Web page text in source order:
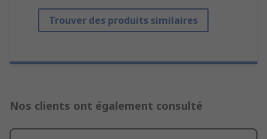
Trouver des produits similaires
Nos clients ont également consulté